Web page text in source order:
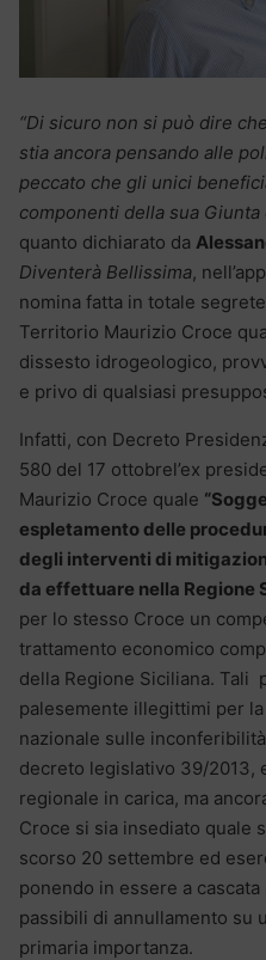
“Di sicuro non si può dire
stia ancora pensando alle
peccato che gli unici
componenti della sua Giunta
quanto dichiarato da
Diventerà Bellissima,
nomina fatta in totale
Territorio Maurizio Croce
dissesto idrogeologico,
e privo di qualsiasi
Infatti, con Decreto
580 del 17 ottobrel’ex
Maurizio Croce quale
espletamento delle
degli interventi di
da effettuare nella Regione
per lo stesso Croce un
trattamento economico
della Regione Siciliana. Tali
palesemente illegittimi per
nazionale sulle
decreto legislativo 39/2013,
regionale in carica, ma
Croce si sia insediato quale
scorso 20 settembre ed
ponendo in essere a
passibili di annullamento su
primaria importanza.